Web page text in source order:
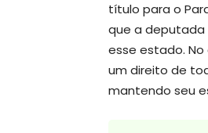
título para o
que a deputada
esse estado.
um direito de
mantendo seu